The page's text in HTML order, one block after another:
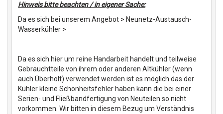
Hinweis bitte beachten / in eigener Sache:
Da es sich bei unserem Angebot > Neunetz-Austausch-
Wasserkühler >
Da es sich hier um reine Handarbeit handelt und teilweise
Gebrauchtteile von ihrem oder anderen Altkühler (wenn
auch Überholt) verwendet werden ist es möglich das der
Kühler kleine Schönheitsfehler haben kann die bei einer
Serien- und Fließbandfertigung von Neuteilen so nicht
vorkommen. Wir bitten in diesem Bezug um Verständnis